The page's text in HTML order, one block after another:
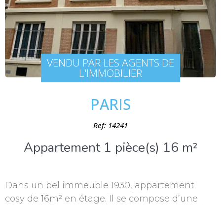
VENDU PAR LES AGENTS DE
L'IMMOBILIER
PARIS
Ref: 14241
Appartement 1 pièce(s) 16 m²
Dans un bel immeuble 1930, appartement
cosy de 16m² en étage. Il se compose d’une